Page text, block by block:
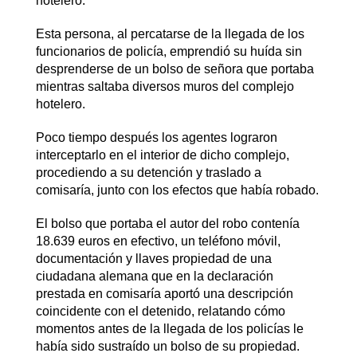
Esta persona, al percatarse de la llegada de los
funcionarios de policía, emprendió su huída sin
desprenderse de un bolso de señora que portaba
mientras saltaba diversos muros del complejo
hotelero.
Poco tiempo después los agentes lograron
interceptarlo en el interior de dicho complejo,
procediendo a su detención y traslado a
comisaría, junto con los efectos que había robado.
El bolso que portaba el autor del robo contenía
18.639 euros en efectivo, un teléfono móvil,
documentación y llaves propiedad de una
ciudadana alemana que en la declaración
prestada en comisaría aportó una descripción
coincidente con el detenido, relatando cómo
momentos antes de la llegada de los policías le
había sido sustraído un bolso de su propiedad.